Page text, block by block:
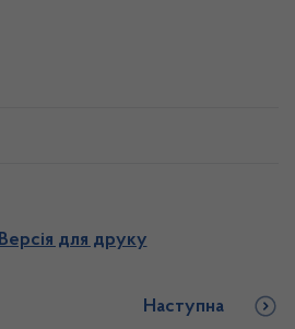
Версія для друку
Наступна